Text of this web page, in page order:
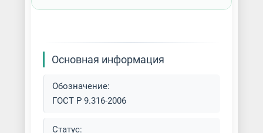
Цинкование металла
Основная информация
Обозначение:
ГОСТ Р 9.316-2006
Статус: